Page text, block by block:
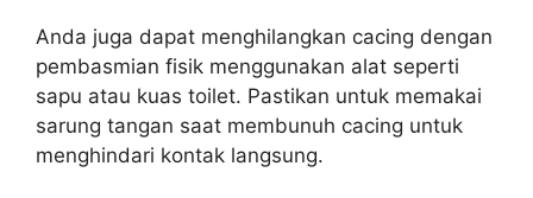
Anda juga dapat menghilangkan cacing dengan
pembasmian fisik menggunakan alat seperti
sapu atau kuas toilet. Pastikan untuk memakai
sarung tangan saat membunuh cacing untuk
menghindari kontak langsung.